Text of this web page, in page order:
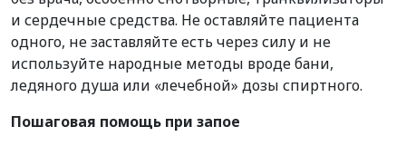
и сердечные средства. Не оставляйте пациента
одного, не заставляйте есть через силу и не
используйте народные методы вроде бани,
ледяного душа или «лечебной» дозы спиртного.
Пошаговая помощь при запое